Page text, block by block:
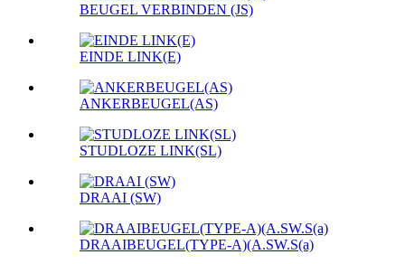
BEUGEL VERBINDEN (JS)
EINDE LINK(E)
ANKERBEUGEL(AS)
STUDLOZE LINK(SL)
DRAAI (SW)
DRAAIBEUGEL(TYPE-A)(A.SW.S(a)